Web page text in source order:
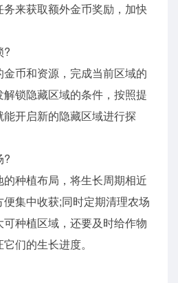
来获取额外金币奖励，加快
?
币和资源，完成当前区域的
锁隐藏区域的条件，按照提
开启新的隐藏区域进行探
?
种植布局，将生长周期相近
集中收获;同时定期清理农场
种植区域，还要及时给作物
们的生长进度。